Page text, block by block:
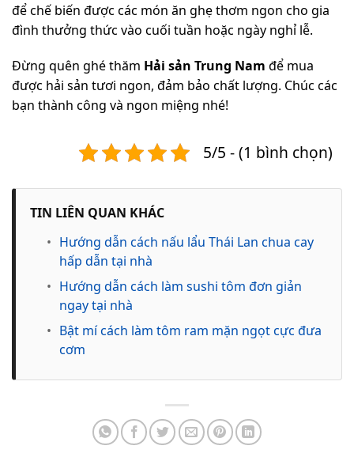
để chế biến được các món ăn ghẹ thơm ngon cho gia
đình thưởng thức vào cuối tuần hoặc ngày nghỉ lễ.
Đừng quên ghé thăm Hải sản Trung Nam để mua
được hải sản tươi ngon, đảm bảo chất lượng. Chúc các
bạn thành công và ngon miệng nhé!
5/5 - (1 bình chọn)
TIN LIÊN QUAN KHÁC
• Hướng dẫn cách nấu lẩu Thái Lan chua cay
hấp dẫn tại nhà
• Hướng dẫn cách làm sushi tôm đơn giản
ngay tại nhà
• Bật mí cách làm tôm ram mặn ngọt cực đưa
cơm